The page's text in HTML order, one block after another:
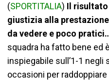
(SPORTITALIA) Il risultato
giustizia alla
da vedere e poco
squadra ha fatto bene ed
inspiegabile sull’1-1 negli
occasioni per